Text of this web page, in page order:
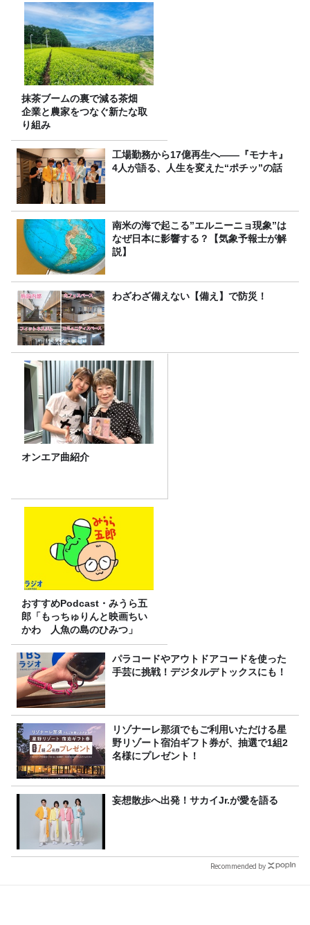
FC先行受付スタート！
抹茶ブームの裏で減る茶畑
企業と農家をつなぐ新たな取
り組み
工場勤務から17億再生へ——『モナキ』
4人が語る、人生を変えた“ポチッ”の話
南米の海で起こる”エルニーニョ現象”は
なぜ日本に影響する？【気象予報士が解
説】
わざわざ備えない【備え】で防災！
オンエア曲紹介
おすすめPodcast・みうら五
郎「もっちゅりんと映画ちい
かわ 人魚の島のひみつ」
パラコードやアウトドアコードを使った
手芸に挑戦！デジタルデトックスにも！
リゾナーレ那須でもご利用いただける星
野リゾート宿泊ギフト券が、抽選で1組2
名様にプレゼント！
妄想散歩へ出発！サカイJr.が愛を語る
Recommended by